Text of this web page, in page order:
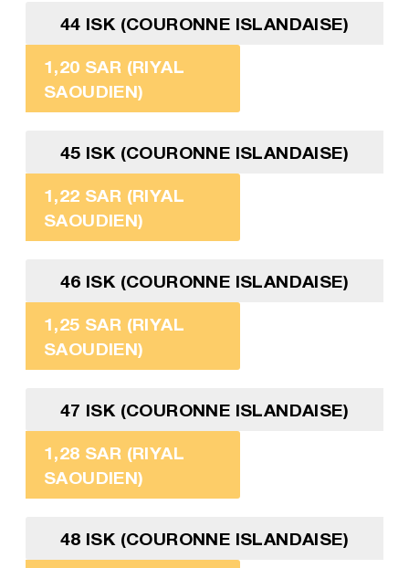
44 ISK (COURONNE ISLANDAISE)
1,20 SAR (RIYAL
SAOUDIEN)
45 ISK (COURONNE ISLANDAISE)
1,22 SAR (RIYAL
SAOUDIEN)
46 ISK (COURONNE ISLANDAISE)
1,25 SAR (RIYAL
SAOUDIEN)
47 ISK (COURONNE ISLANDAISE)
1,28 SAR (RIYAL
SAOUDIEN)
48 ISK (COURONNE ISLANDAISE)